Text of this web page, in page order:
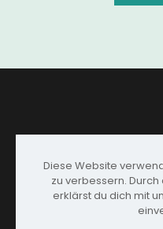
Diese Website
zu verbessern.
erklärst du dich mit